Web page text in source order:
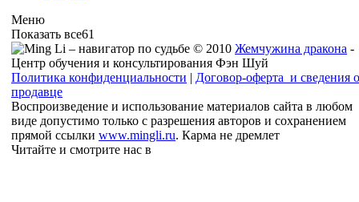
Меню
Показать все61
© 2010 Жемчужина дракона -
Центр обучения и консультирования Фэн Шуй
Политика конфиденциальности | Договор-оферта и сведения о
продавце
Воспроизведение и использование материалов сайта в любом
виде допустимо только с разрешения авторов и сохранением
прямой ссылки www.mingli.ru. Карма не дремлет
Читайте и смотрите нас в